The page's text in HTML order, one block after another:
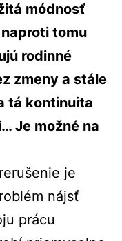
módnosť
tomu
rodinné
zmeny a stále
tá kontinuita
Je možné na
je
nájsť
prácu